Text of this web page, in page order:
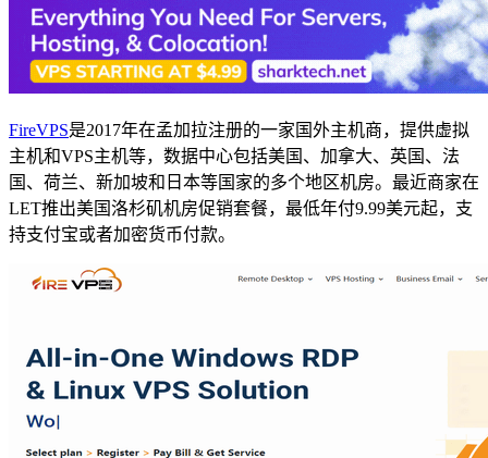
FireVPS是2017年在孟加拉注册的一家国外主机商，提供虚拟
主机和VPS主机等，数据中心包括美国、加拿大、英国、法
国、荷兰、新加坡和日本等国家的多个地区机房。最近商家在
LET推出美国洛杉矶机房促销套餐，最低年付9.99美元起，支
持支付宝或者加密货币付款。